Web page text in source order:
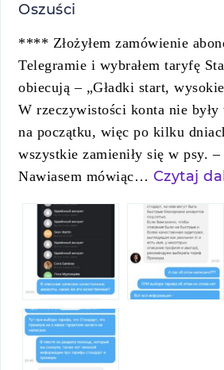
Oszuści
**** Złożyłem zamówienie
Telegramie i wybrałem taryfę
obiecują – „Gładki start,
W rzeczywistości konta nie
na początku, więc po kilku
wszystkie zamieniły się w psy.
Nawiasem mówiąc… Czytaj